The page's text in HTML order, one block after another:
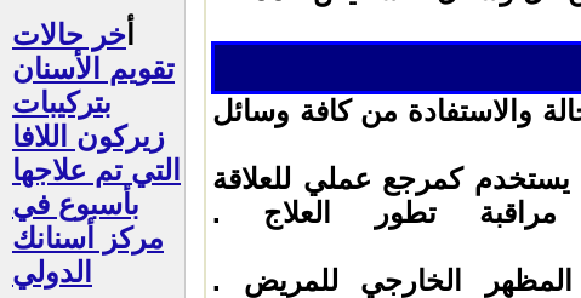
خر حالات
تقويم الأسنان
بتركيبات
زيركون اللافا
التي تم علاجها
بأسبوع في
مركز أسنانك
الدولي
والاستفادة من كافة وسائل
كمرجع عملي للعلاقة
تطور العلاج .
الخارجي للمريض .